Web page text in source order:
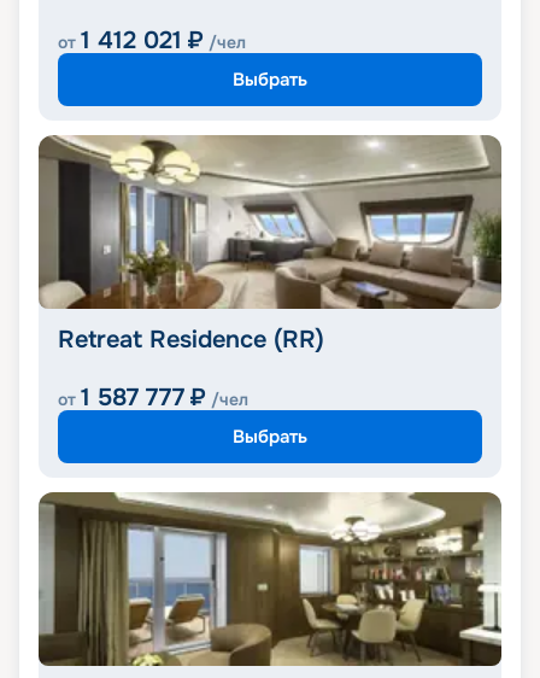
от 1 412 021 ₽ /чел
Выбрать
Retreat Residence (RR)
от 1 587 777 ₽ /чел
Выбрать